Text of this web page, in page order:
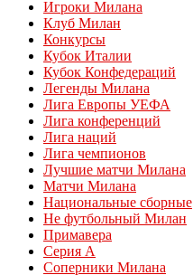
Игроки Милана
Клуб Милан
Конкурсы
Кубок Италии
Кубок Конфедераций
Легенды Милана
Лига Европы УЕФА
Лига конференций
Лига наций
Лига чемпионов
Лучшие матчи Милана
Матчи Милана
Национальные сборные
Не футбольный Милан
Примавера
Серия А
Соперники Милана